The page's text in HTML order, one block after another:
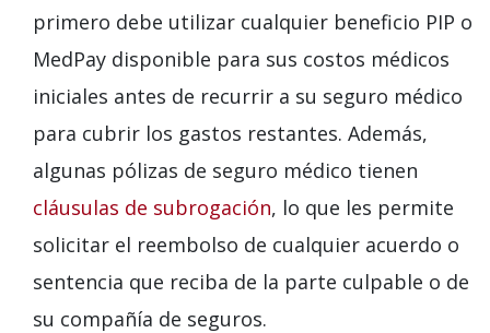
primero debe utilizar cualquier beneficio PIP o
MedPay disponible para sus costos médicos
iniciales antes de recurrir a su seguro médico
para cubrir los gastos restantes. Además,
algunas pólizas de seguro médico tienen
cláusulas de subrogación, lo que les permite
solicitar el reembolso de cualquier acuerdo o
sentencia que reciba de la parte culpable o de
su compañía de seguros.